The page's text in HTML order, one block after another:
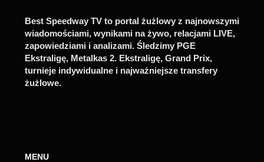
Best Speedway TV to portal żużlowy z najnowszymi
wiadomościami, wynikami na żywo, relacjami LIVE,
zapowiedziami i analizami. Śledzimy PGE
Ekstraligę, Metalkas 2. Ekstraligę, Grand Prix,
turnieje indywidualne i najważniejsze transfery
żużlowe.
MENU